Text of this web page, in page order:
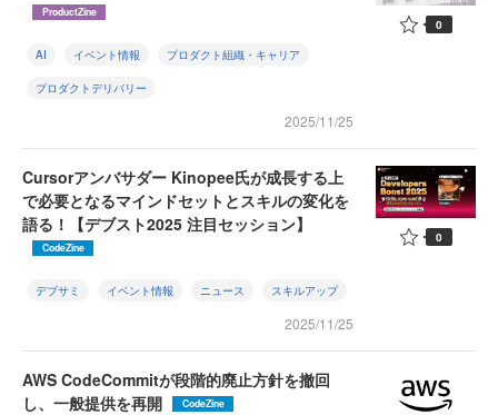
ProductZine
AI イベント情報 プロダクト組織・キャリア
プロダクトデリバリー
2025/11/25
0
Cursorアンバサダー Kinopee氏が成長する上
で必要となるマインドセットとスキルの変化を
語る！【デブスト2025 注目セッション】
CodeZine
デブサミ イベント情報 ニュース スキルアップ
2025/11/25
0
AWS CodeCommitが段階的廃止方針を撤回
し、一般提供を再開
CodeZine